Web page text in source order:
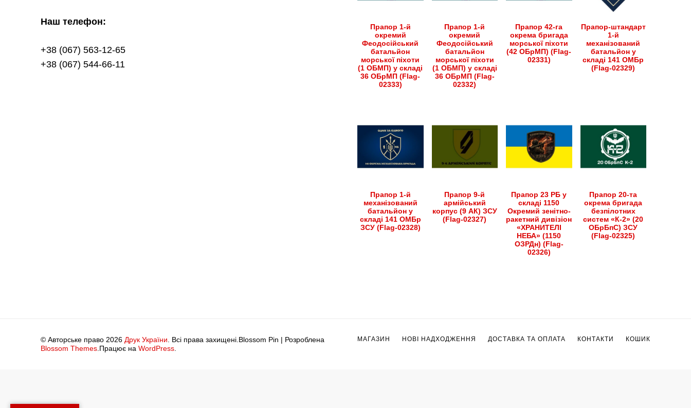
Наш телефон:
+38 (067) 563-12-65
+38 (067) 544-66-11
Прапор 1-й
окремий
Феодосійський
батальйон
морської піхоти
(1 ОБМП) у складі
36 ОБрМП (Flag-
02333)
Прапор 1-й
окремий
Феодосійський
батальйон
морської піхоти
(1 ОБМП) у складі
36 ОБрМП (Flag-
02332)
Прапор 42-га
окрема бригада
морської піхоти
(42 ОБрМП) (Flag-
02331)
Прапор-штандарт
1-й
механізований
батальйон у
складі 141 ОМБр
(Flag-02329)
Прапор 1-й
механізований
батальйон у
складі 141 ОМБр
ЗСУ (Flag-02328)
Прапор 9-й
армійський
корпус (9 АК) ЗСУ
(Flag-02327)
Прапор 23 РБ у
складі 1150
Окремий зенітно-
ракетний дивізіон
«ХРАНИТЕЛІ
НЕБА» (1150
ОЗРДн) (Flag-
02326)
Прапор 20-та
окрема бригада
безпілотних
систем «К-2» (20
ОБрБпС) ЗСУ
(Flag-02325)
© Авторське право 2026 Друк України . Всі права захищені. Blossom Pin | Розроблена
Blossom Themes .Працює на WordPress
МАГАЗИН НОВІ НАДХОДЖЕННЯ ДОСТАВКА ТА ОПЛАТА КОНТАКТИ КОШИК